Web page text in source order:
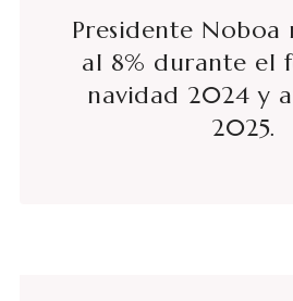
Presidente Noboa
al 8% durante el
navidad 2024 y
2025.